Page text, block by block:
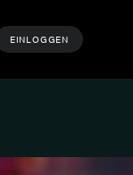
EINLOGGEN